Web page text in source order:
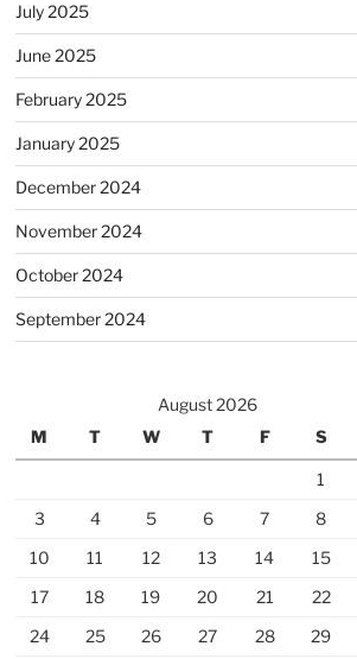
July 2025
June 2025
February 2025
January 2025
December 2024
November 2024
October 2024
September 2024
August 2026
M
T W T F S
1
3
4 5 6 7 8
10
11 12 13 14 15
17
18 19 20 21 22
24
25 26 27 28 29